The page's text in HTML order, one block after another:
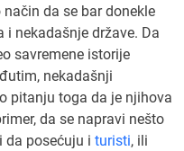
da se bar donekle
i nekadašnje države. Da
savremene istorije
nekadašnji
pitanju toga da je njihova
da se napravi nešto
da posećuju i turisti, ili